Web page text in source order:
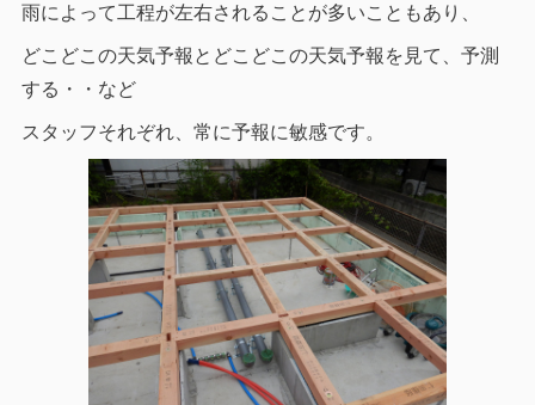
雨によって工程が左右されることが多いこともあり、
どこどこの天気予報とどこどこの天気予報を見て、予測
する・・など
スタッフそれぞれ、常に予報に敏感です。